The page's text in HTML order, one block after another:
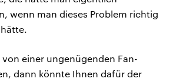
wenn man dieses Problem richtig
von einer ungenügenden Fan-
dann könnte Ihnen dafür der